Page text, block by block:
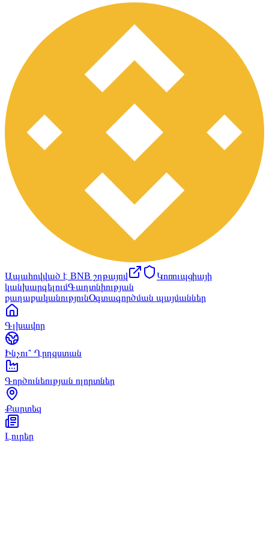
Ապահովված է BNB շղթայով
Կոռուպցիայի
կանխարգելումԳաղտնիության
քաղաքականությունՕգտագործման պայմաններ
Գլխավոր
Ինչու՞ Ղրղզստան
Գործունեության ոլորտներ
Քարտեզ
Լուրեր